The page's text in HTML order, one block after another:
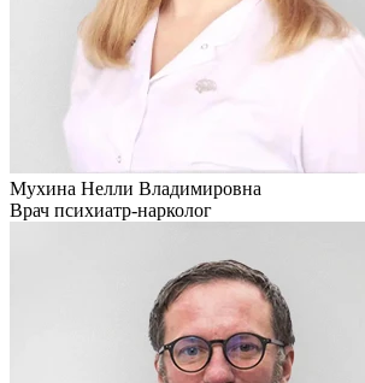
Мухина Нелли Владимировна
Врач психиатр-нарколог